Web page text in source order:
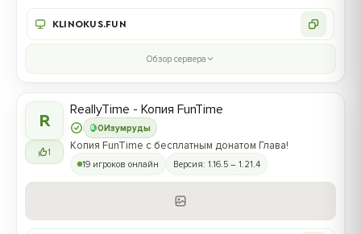
KLINOKUS.FUN
Обзор сервера
R
1
0Изумруды
ReallyTime - Копия FunTime
Копия FunTime с бесплатным донатом Глава!
19 игроков онлайн Версия: 1.16.5 – 1.21.4